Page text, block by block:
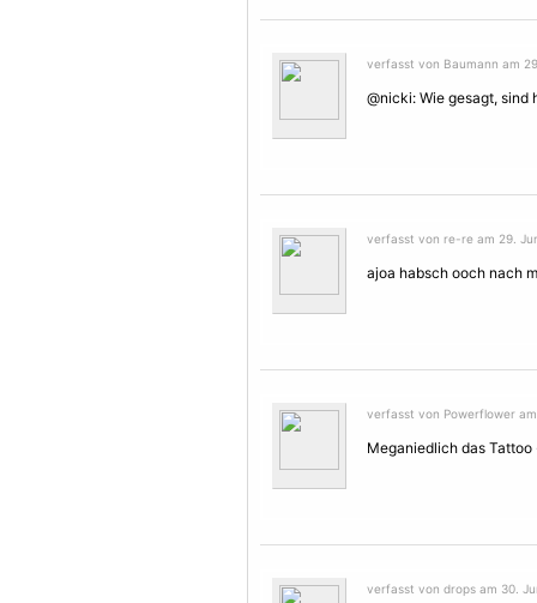
verfasst von Baumann am
@nicki: Wie gesagt,
verfasst von re-re am 29.
ajoa habsch ooch nach
verfasst von Powerflower
Meganiedlich das
verfasst von drops am 30.